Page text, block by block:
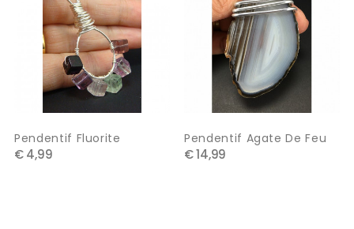
Pendentif Fluorite
€ 4,99
Pendentif Agate De Feu
€ 14,99